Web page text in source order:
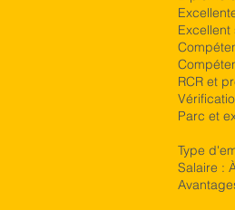
RCR et
Parc et
Type
Salaire :